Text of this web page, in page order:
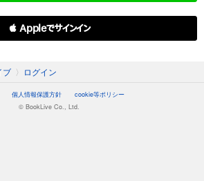
 Appleでサインイン
ブ 〉 ログイン
個人情報保護方針
cookie等ポリシー
© BookLive Co., Ltd.